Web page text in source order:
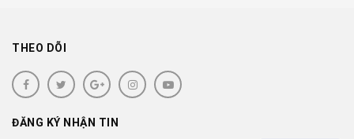
THEO DÕI
ĐĂNG KÝ NHẬN TIN